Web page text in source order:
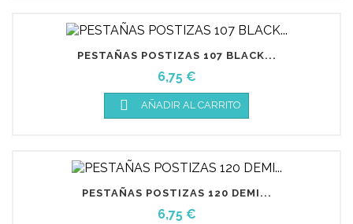
PESTAÑAS POSTIZAS 107 BLACK...
Precio
6,75 €
 AÑADIR AL CARRITO
PESTAÑAS POSTIZAS 120 DEMI...
Precio
6,75 €